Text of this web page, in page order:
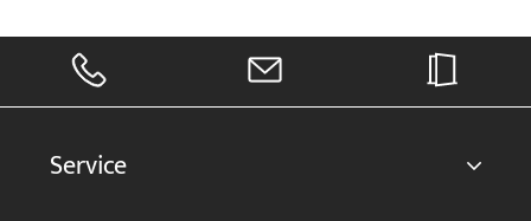
Service